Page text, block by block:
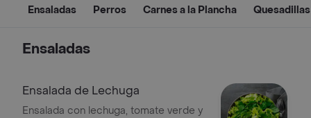
Ensaladas Perros Carnes a la Plancha Quesadillas
Ensaladas
Ensalada de Lechuga
Ensalada con lechuga, tomate verde y